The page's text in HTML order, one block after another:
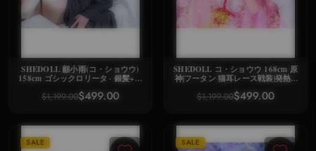
SHEDOLL 顧小雨(コ・ショウウ)
158cm ゴシックロリータ · 銀髪+可
部複製
$1,199.00$499.00
SHEDOLL コ・ショウウ 168cm 原
神|フータン 猫耳レース戦装|発熱D
爆発
$1,199.00$499.00
SALE SALE